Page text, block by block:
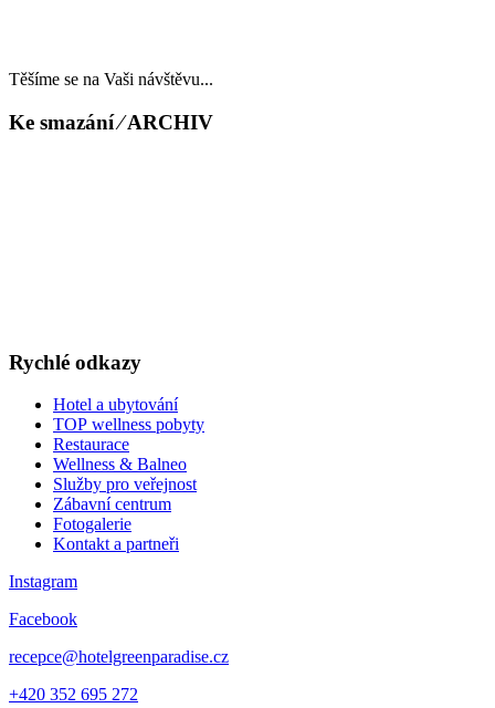
Těšíme se na Vaši návštěvu...
Ke smazání ⁄ ARCHIV
Rychlé odkazy
Hotel a ubytování
TOP wellness pobyty
Restaurace
Wellness & Balneo
Služby pro veřejnost
Zábavní centrum
Fotogalerie
Kontakt a partneři
Instagram
Facebook
recepce@hotelgreenparadise.cz
+420 352 695 272